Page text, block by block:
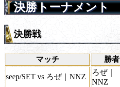
決勝トーナメント
決勝戦
マッチ 勝者
seep/SET vs ろぜ｜NNZ
ろぜ｜
NNZ